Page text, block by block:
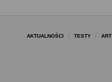
AKTUALNOŚCI TESTY